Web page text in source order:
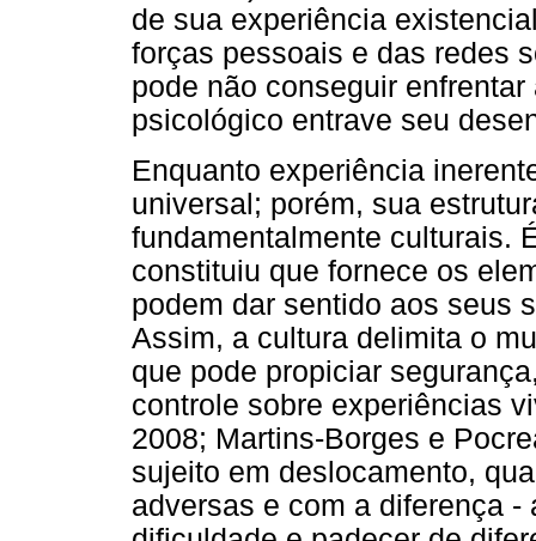
de sua experiência
forças pessoais e das redes
pode não conseguir
psicológico entrave seu
Enquanto experiência
universal; porém, sua
fundamentalmente culturais.
constituiu que fornece os
podem dar sentido aos seus
Assim, a cultura delimita o
que pode propiciar
controle sobre experiências
2008; Martins-Borges e
sujeito em deslocamento,
adversas e com a diferença